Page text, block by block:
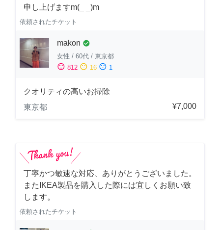
申し上げますm(_ _)m
依頼されたチケット
makon check_circle
女性 / 60代 / 東京都
sentiment_satisfied 812 sentiment_neutral 16 sentiment_dissatisfied 1
クオリティの高いお掃除
東京都
¥7,000
丁寧かつ敏速な対応、ありがとうございました。
またIKEA製品を購入した際には宜しくお願い致
します。
依頼されたチケット